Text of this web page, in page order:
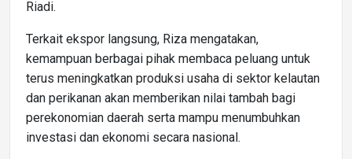
Riadi.
Terkait ekspor langsung, Riza mengatakan,
kemampuan berbagai pihak membaca peluang untuk
terus meningkatkan produksi usaha di sektor kelautan
dan perikanan akan memberikan nilai tambah bagi
perekonomian daerah serta mampu menumbuhkan
investasi dan ekonomi secara nasional.